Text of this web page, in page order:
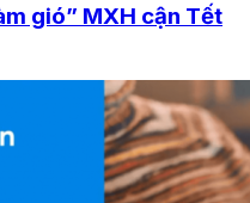
gió” MXH cận Tết